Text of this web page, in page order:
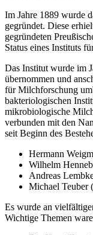
Im Jahre 1889 wurde
gegründet. Diese
gegründeten
Status eines Instituts
Das Institut wurde im
übernommen und
für Milchforschung
bakteriologischen
mikrobiologische
verbunden mit den
seit Beginn des
Hermann
Wilhelm
Andreas
Michael Teuber
Es wurde an
Wichtige Themen